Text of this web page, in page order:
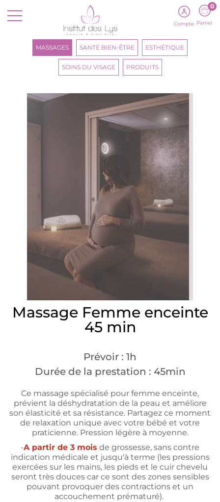
Compte
0
Panier
MASSAGES SANTÉ BIEN-ÊTRE ESTHÉTIQUE
SOINS DU VISAGE PRODUITS
Massage Femme enceinte
45 min
Prévoir : 1h
Durée de la prestation : 45min
Ce massage spécialisé pour femme enceinte,
prévient la déshydratation de la peau et améliore
son élasticité et sa résistance. Partagez ce moment
de relaxation unique avec votre bébé et votre
praticienne. Pression légère à moyenne.
-A partir de 3 mois de grossesse, sans contre
indication médicale et jusqu'à terme (les pressions
exercées sur les mains, les pieds et le cuir chevelu
seront très douces car ce sont des zones sensibles
pouvant provoquer des contractions et un
accouchement prématuré).